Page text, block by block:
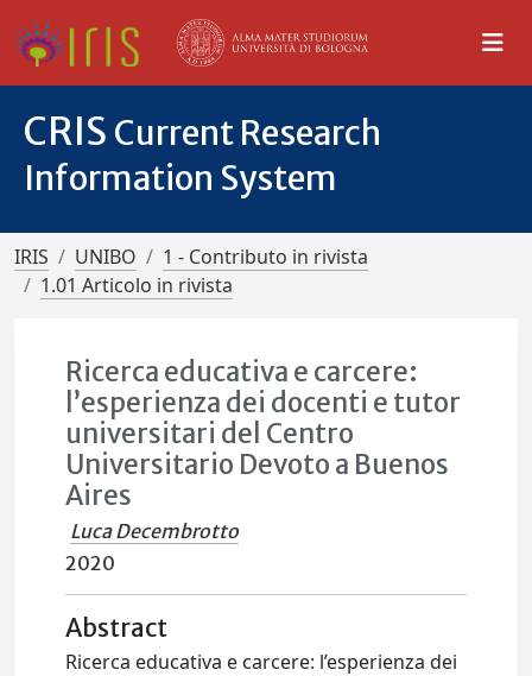
CRIS Current Research
Information System
IRIS UNIBO
1 - Contributo in rivista
1.01 Articolo in rivista
Ricerca educativa e carcere:
l’esperienza dei docenti e tutor
universitari del Centro
Universitario Devoto a Buenos
Aires
Luca Decembrotto
2020
Abstract
Ricerca educativa e carcere: l’esperienza dei